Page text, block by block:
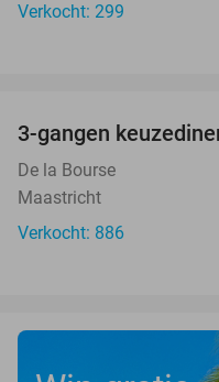
Verkocht: 299
3-gangen
De la Bourse
Maastricht
Verkocht: 886